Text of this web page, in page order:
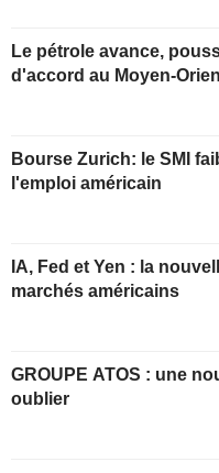
Le pétrole avance,
d'accord au Moyen-
Bourse Zurich: le SMI
l'emploi américain
IA, Fed et Yen : la
marchés américains
GROUPE ATOS : une nouvelle année à
oublier